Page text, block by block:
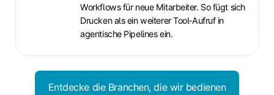
Workflows für neue Mitarbeiter. So fügt sich
Drucken als ein weiterer Tool‑Aufruf in
agentische Pipelines ein.
Entdecke die Branchen, die wir bedienen